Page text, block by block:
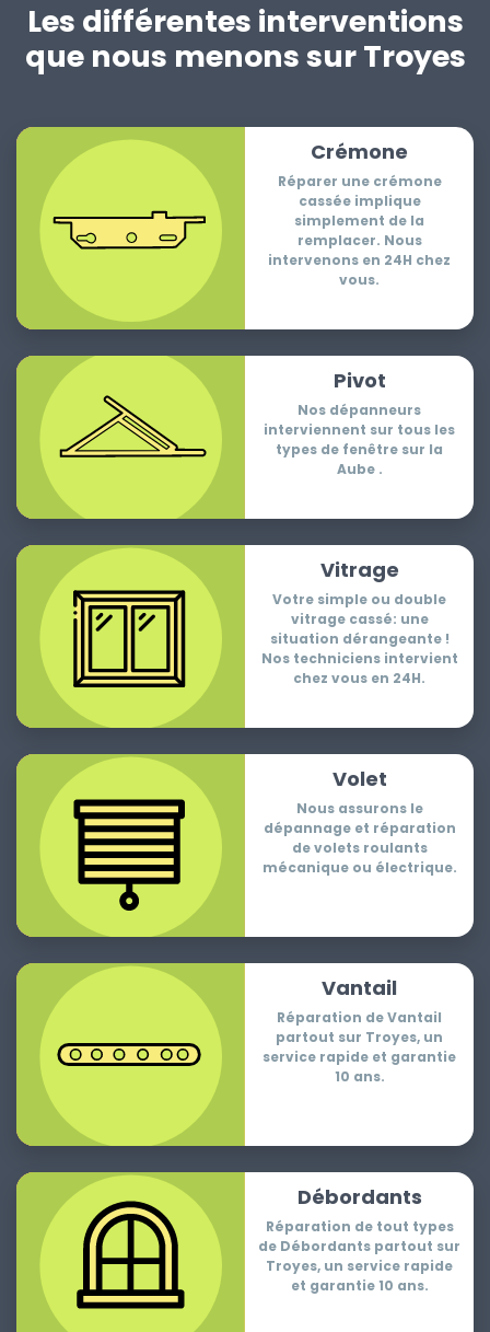
Les différentes interventions
que nous menons sur Troyes
Crémone
Réparer une crémone
cassée implique
simplement de la
remplacer. Nous
intervenons en 24H chez
vous.
Pivot
Nos dépanneurs
interviennent sur tous les
types de fenêtre sur la
Aube .
Vitrage
Votre simple ou double
vitrage cassé: une
situation dérangeante !
Nos techniciens intervient
chez vous en 24H.
Volet
Nous assurons le
dépannage et réparation
de volets roulants
mécanique ou électrique.
Vantail
Réparation de Vantail
partout sur Troyes, un
service rapide et garantie
10 ans.
Débordants
Réparation de tout types
de Débordants partout sur
Troyes, un service rapide
et garantie 10 ans.